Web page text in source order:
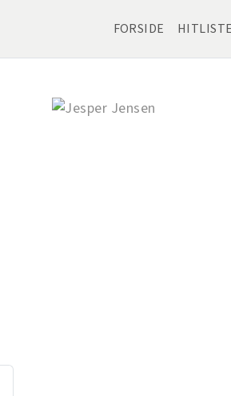
FORSIDE